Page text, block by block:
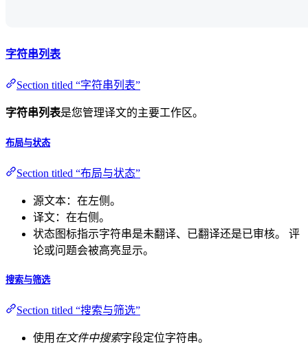
字符串列表
Section titled “字符串列表”
字符串列表是您管理译文的主要工作区。
布局与状态
Section titled “布局与状态”
源文本：在左侧。
译文：在右侧。
状态图标指示字符串是未翻译、已翻译还是已审核。 评
论或问题会被高亮显示。
搜索与筛选
Section titled “搜索与筛选”
使用 在文件中搜索字段定位字符串。